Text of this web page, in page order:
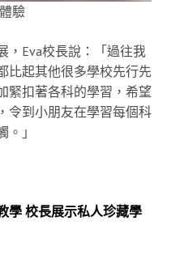
驗
，Eva校長說：「過往我
比起其他很多學校先行先
緊扣著各科的學習，希望
令到小朋友在學習每個科
」
學 校長展示私人珍藏學